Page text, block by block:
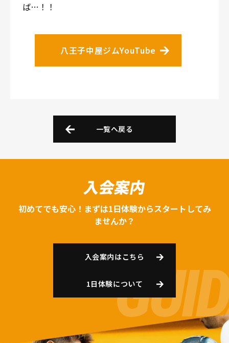
ば…！！
八王子中屋ジムYouTube
一覧へ戻る
入会案内
初めてでも安心！まずは1日体験からスタートしてみ
ませんか？
入会案内はこちら
1日体験について